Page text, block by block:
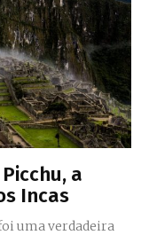
a
Incas
uma verdadeira